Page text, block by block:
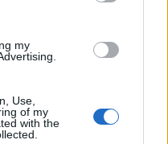
my
Use,
of my
with the